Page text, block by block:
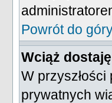
Powrót do
Wciąż
W
prywatnych